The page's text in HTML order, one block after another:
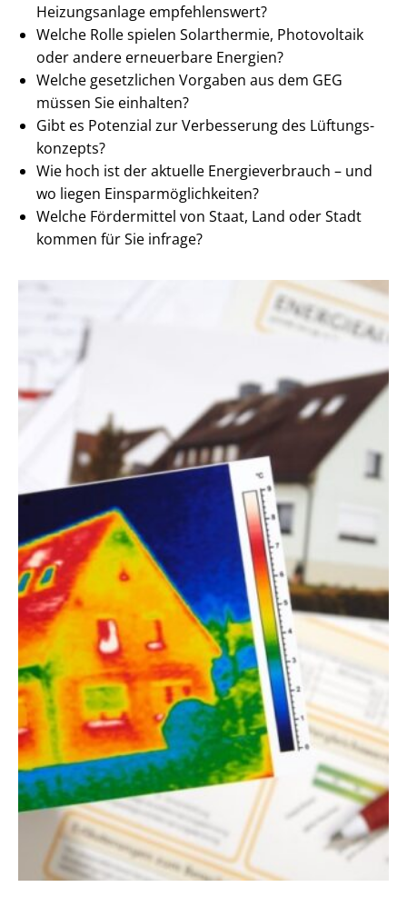
Heizungsanlage empfehlenswert?
Welche Rolle spielen Solarthermie, Photovoltaik
oder andere erneuerbare Energien?
Welche gesetzlichen Vorgaben aus dem GEG
müssen Sie einhalten?
Gibt es Potenzial zur Verbesserung des Lüf­tungs­
kon­zepts?
Wie hoch ist der aktuelle En­er­gie­ver­brauch – und
wo liegen Ein­spar­mög­lich­kei­ten?
Welche Fördermittel von Staat, Land oder Stadt
kommen für Sie infrage?